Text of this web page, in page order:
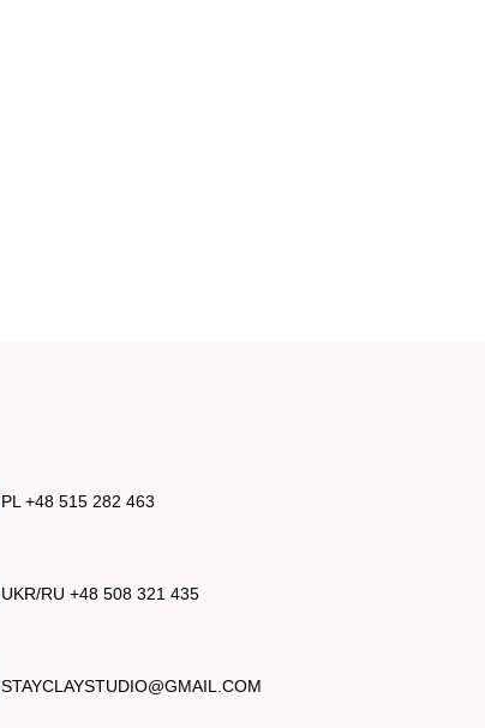
PL +48 515 282 463
UKR/RU +48 508 321 435
STAYCLAYSTUDIO@GMAIL.COM